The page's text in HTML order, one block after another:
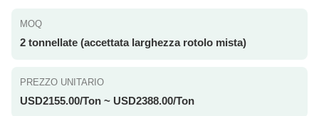
MOQ
2 tonnellate (accettata larghezza rotolo mista)
PREZZO UNITARIO
USD2155.00/Ton ~ USD2388.00/Ton